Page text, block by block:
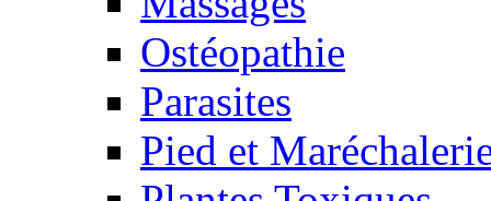
Ostéopathie
Parasites
Pied et